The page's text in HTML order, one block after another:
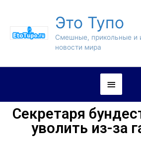
Это Тупо
Смешные, прикольные и
новости мира
Секретаря
уволить из-за